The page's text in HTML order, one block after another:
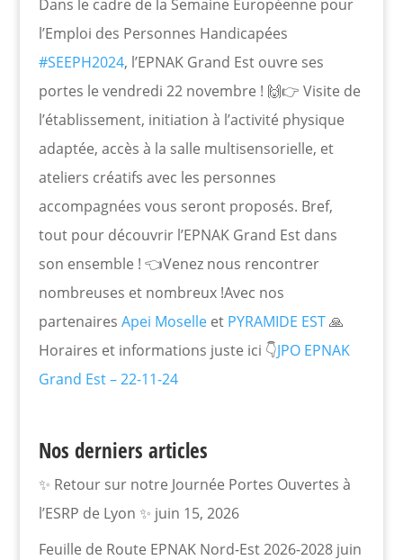
Dans le cadre de la Semaine Européenne pour
l’Emploi des Personnes Handicapées
#SEEPH2024, l’EPNAK Grand Est ouvre ses
portes le vendredi 22 novembre ! 🙌👉 Visite de
l’établissement, initiation à l’activité physique
adaptée, accès à la salle multisensorielle, et
ateliers créatifs avec les personnes
accompagnées vous seront proposés. Bref,
tout pour découvrir l’EPNAK Grand Est dans
son ensemble ! 👈Venez nous rencontrer
nombreuses et nombreux !Avec nos
partenaires Apei Moselleet PYRAMIDE EST🙏
Horaires et informations juste ici 👇JPO EPNAK
Grand Est – 22-11-24
Nos derniers articles
✨ Retour sur notre Journée Portes Ouvertes à
l’ESRP de Lyon ✨ juin 15, 2026
Feuille de Route EPNAK Nord-Est 2026-2028 juin